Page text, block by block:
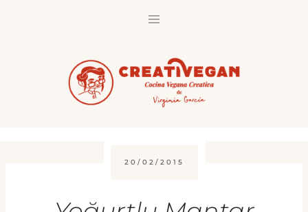
20/02/2015